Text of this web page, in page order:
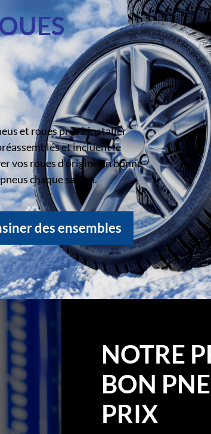
et roues prêt à installer
et incluent le
vos roues d’origine en bonne
chaque saison.
des ensembles
NOTRE
BON
PRIX